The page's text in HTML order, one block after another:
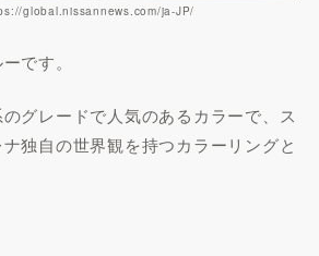
global.nissannews.com/ja-JP/
です。
グレードで人気のあるカラーで、ス
独自の世界観を持つカラーリングと